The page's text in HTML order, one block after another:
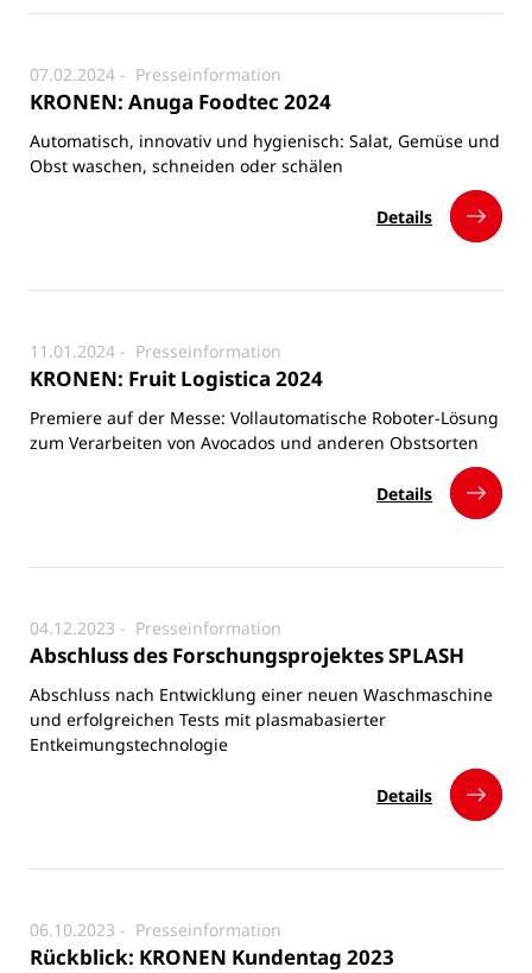
07.02.2024 - Presseinformation
KRONEN: Anuga Foodtec 2024
Automatisch, innovativ und hygienisch: Salat, Gemüse und
Obst waschen, schneiden oder schälen
Details
11.01.2024 - Presseinformation
KRONEN: Fruit Logistica 2024
Premiere auf der Messe: Vollautomatische Roboter-Lösung
zum Verarbeiten von Avocados und anderen Obstsorten
Details
04.12.2023 - Presseinformation
Abschluss des Forschungsprojektes SPLASH
Abschluss nach Entwicklung einer neuen Waschmaschine
und erfolgreichen Tests mit plasmabasierter
Entkeimungstechnologie
Details
06.10.2023 - Presseinformation
Rückblick: KRONEN Kundentag 2023